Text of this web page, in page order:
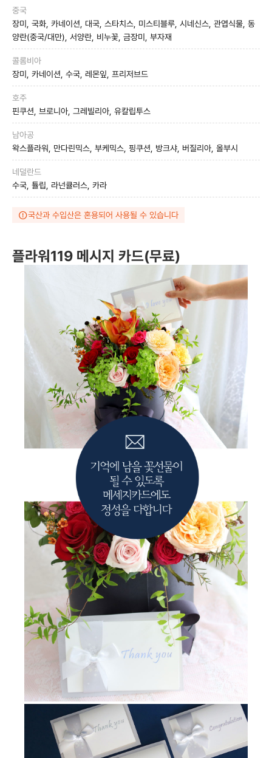
중국
장미, 국화, 카네이션, 대국, 스타치스, 미스티블루, 시네신스, 관엽식물, 동
양란(중국/대만), 서양란, 비누꽃, 금장미, 부자재
콜롬비아
장미, 카네이션, 수국, 레몬잎, 프리저브드
호주
핀쿠션, 브로니아, 그레빌리아, 유칼립투스
남아공
왁스플라워, 만다린믹스, 부케믹스, 핑쿠션, 방크샤, 버질리아, 올부시
네덜란드
수국, 튤립, 라넌큘러스, 카라
국산과 수입산은 혼용되어 사용될 수 있습니다
플라워119 메시지 카드(무료)